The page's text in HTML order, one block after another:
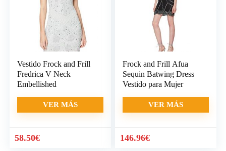
Vestido Frock and Frill
Fredrica V Neck
Embellished
VER MÁS
58.50€
Frock and Frill Afua
Sequin Batwing Dress
Vestido para Mujer
VER MÁS
146.96€